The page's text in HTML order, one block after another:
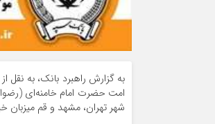
به گزارش راهبرد بانک، به نقل
شهر تهران، مشهد و قم میزبان